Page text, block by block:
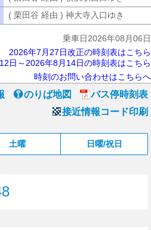
( 栗田谷 経由 ) 神大寺入口ゆき
乗車日2026年08月06日
2026年7月27日改正の時刻表はこちら
日～2026年8月14日の時刻表はこちら
時刻のお問い合わせはこちらへ
のりば地図
バス停時刻表
接近情報コード印刷
土曜 日曜/祝日